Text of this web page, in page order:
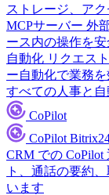
ストレージ、ア
MCPサーバー 外
ース内の操作を安
自動化 リクエス
ー自動化で業務
すべての人事と
CoPilot
CoPilot
CRM での CoPilot
ト、通話の要約
います